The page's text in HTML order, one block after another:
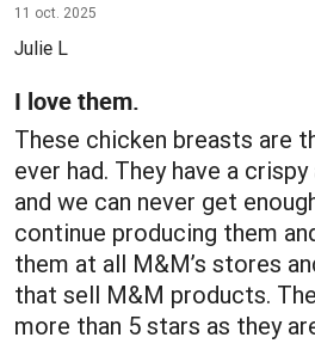
5 sur
5
11 oct. 2025
Julie L
I love them.
These chicken breasts are
ever had. They have a
and we can never get
continue producing them
them at all M&M’s stores
that sell M&M products.
more than 5 stars as they